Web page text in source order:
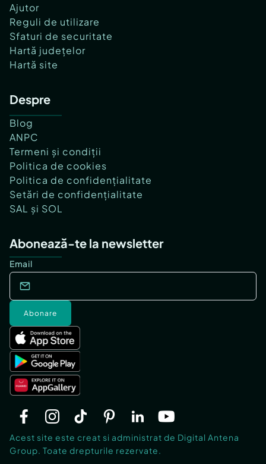
Ajutor
Reguli de utilizare
Sfaturi de securitate
Hartă județelor
Hartă site
Despre
Blog
ANPC
Termeni și condiții
Politica de cookies
Politica de confidențialitate
Setări de confidențialitate
SAL și SOL
Abonează-te la newsletter
Email
Abonare
Acest site este creat si administrat de Digital Antena
Group. Toate drepturile rezervate.